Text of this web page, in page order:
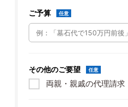
ご予算 任意
その他のご要望 任意
両親・親戚の代理請求